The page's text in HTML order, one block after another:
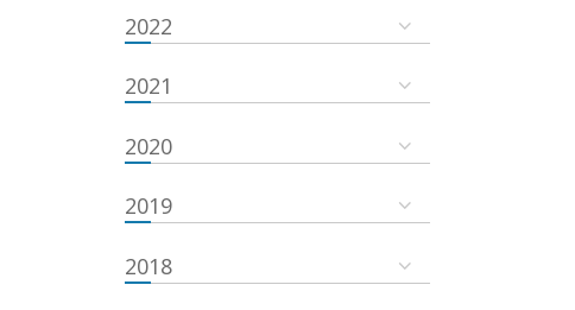
2022
2021
2020
2019
2018